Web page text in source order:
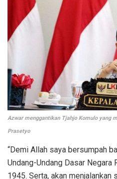
Azwar menggantikan Tjahjo Komulo yang
Prasetyo
“Demi Allah saya bersumpah
Undang-Undang Dasar Negara
1945. Serta, akan menjalankan